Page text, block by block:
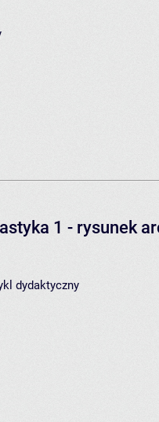
1 - rysunek
dydaktyczny